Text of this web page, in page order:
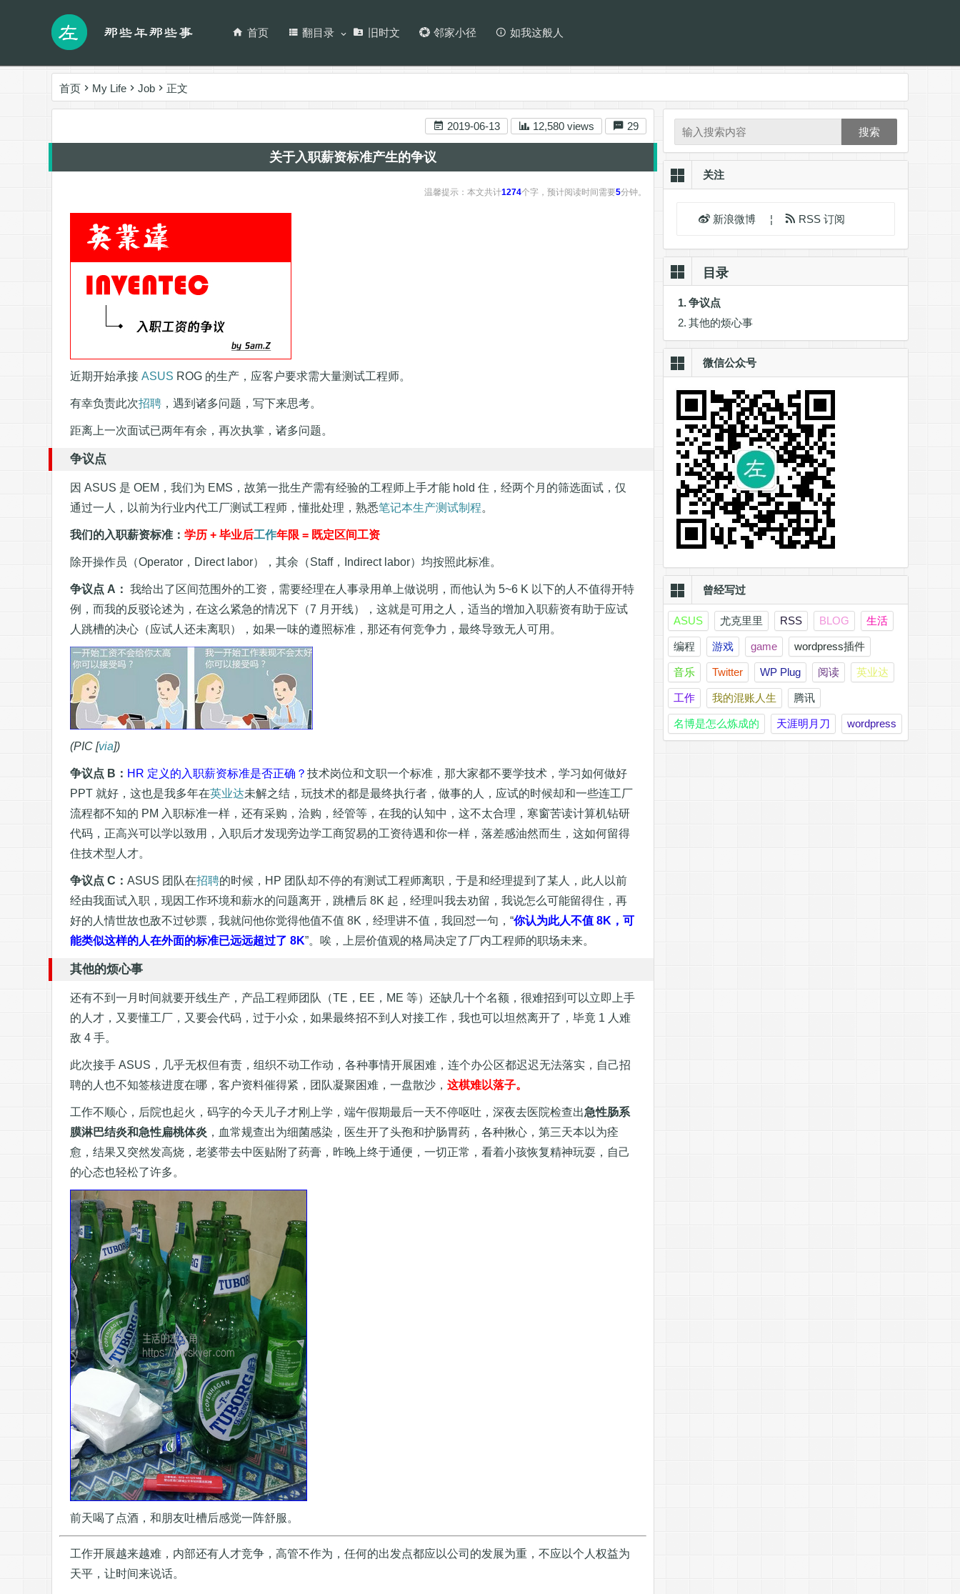
首页 翻目录 旧时文 邻家小径 如我这般人
首页 My Life Job 正文
2019-06-13 12,580 views 29
关于入职薪资标准产生的争议
温馨提示：本文共计1274个字，预计阅读时间需要5分钟。
近期开始承接 ASUS ROG 的生产，应客户要求需大量测试工程师。
有幸负责此次招聘 ，遇到诸多问题，写下来思考。
距离上一次面试已两年有余，再次执掌，诸多问题。
争议点
因 ASUS 是 OEM，我们为 EMS，故第一批生产需有经验的工程师上手才能 hold 住，经两个月的筛选面试，仅
通过一人，以前为行业内代工厂测试工程师，懂批处理，熟悉笔记本生产测试制程。
我们的入职薪资标准： 学历 + 毕业后工作年限 = 既定区间工资
除开操作员（Operator，Direct labor），其余（Staff，Indirect labor）均按照此标准。
争议点 A： 我给出了区间范围外的工资，需要经理在人事录用单上做说明，而他认为 5~6 K 以下的人不值得开特
例，而我的反驳论述为，在这么紧急的情况下（7 月开线），这就是可用之人，适当的增加入职薪资有助于应试
人跳槽的决心（应试人还未离职），如果一味的遵照标准，那还有何竞争力，最终导致无人可用。
(PIC [via])
争议点 B： HR 定义的入职薪资标准是否正确？ 技术岗位和文职一个标准，那大家都不要学技术，学习如何做好
PPT 就好，这也是我多年在英业达未解之结，玩技术的都是最终执行者，做事的人，应试的时候却和一些连工厂
流程都不知的 PM 入职标准一样，还有采购，洽购，经管等，在我的认知中，这不太合理，寒窗苦读计算机钻研
代码，正高兴可以学以致用，入职后才发现旁边学工商贸易的工资待遇和你一样，落差感油然而生，这如何留得
住技术型人才。
争议点 C： ASUS 团队在招聘的时候，HP 团队却不停的有测试工程师离职，于是和经理提到了某人，此人以前
经由我面试入职，现因工作环境和薪水的问题离开，跳槽后 8K 起，经理叫我去劝留，我说怎么可能留得住，再
好的人情世故也敌不过钞票，我就问他你觉得他值不值 8K，经理讲不值，我回怼一句，“你认为此人不值 8K，可
能类似这样的人在外面的标准已远远超过了 8K”。唉，上层价值观的格局决定了厂内工程师的职场未来。
其他的烦心事
还有不到一月时间就要开线生产，产品工程师团队（TE，EE，ME 等）还缺几十个名额，很难招到可以立即上手
的人才，又要懂工厂，又要会代码，过于小众，如果最终招不到人对接工作，我也可以坦然离开了，毕竟 1 人难
敌 4 手。
此次接手 ASUS，几乎无权但有责，组织不动工作动，各种事情开展困难，连个办公区都迟迟无法落实，自己招
聘的人也不知签核进度在哪，客户资料催得紧，团队凝聚困难，一盘散沙， 这棋难以落子。
工作不顺心，后院也起火，码字的今天儿子才刚上学，端午假期最后一天不停呕吐，深夜去医院检查出急性肠系
膜淋巴结炎和急性扁桃体炎 ，血常规查出为细菌感染，医生开了头孢和护肠胃药，各种揪心，第三天本以为痊
愈，结果又突然发高烧，老婆带去中医贴附了药膏，昨晚上终于通便，一切正常，看着小孩恢复精神玩耍，自己
的心态也轻松了许多。
前天喝了点酒，和朋友吐槽后感觉一阵舒服。
工作开展越来越难，内部还有人才竞争，高管不作为，任何的出发点都应以公司的发展为重，不应以个人权益为
天平，让时间来说话。
搜索
关注
新浪微博 ¦ RSS 订阅
目录
争议点
其他的烦心事
微信公众号
曾经写过
ASUS 尤克里里 RSS BLOG 生活
编程 游戏 game wordpress插件
音乐 Twitter WP Plug 阅读 英业达
工作 我的混账人生 腾讯
名博是怎么炼成的 天涯明月刀 wordpress